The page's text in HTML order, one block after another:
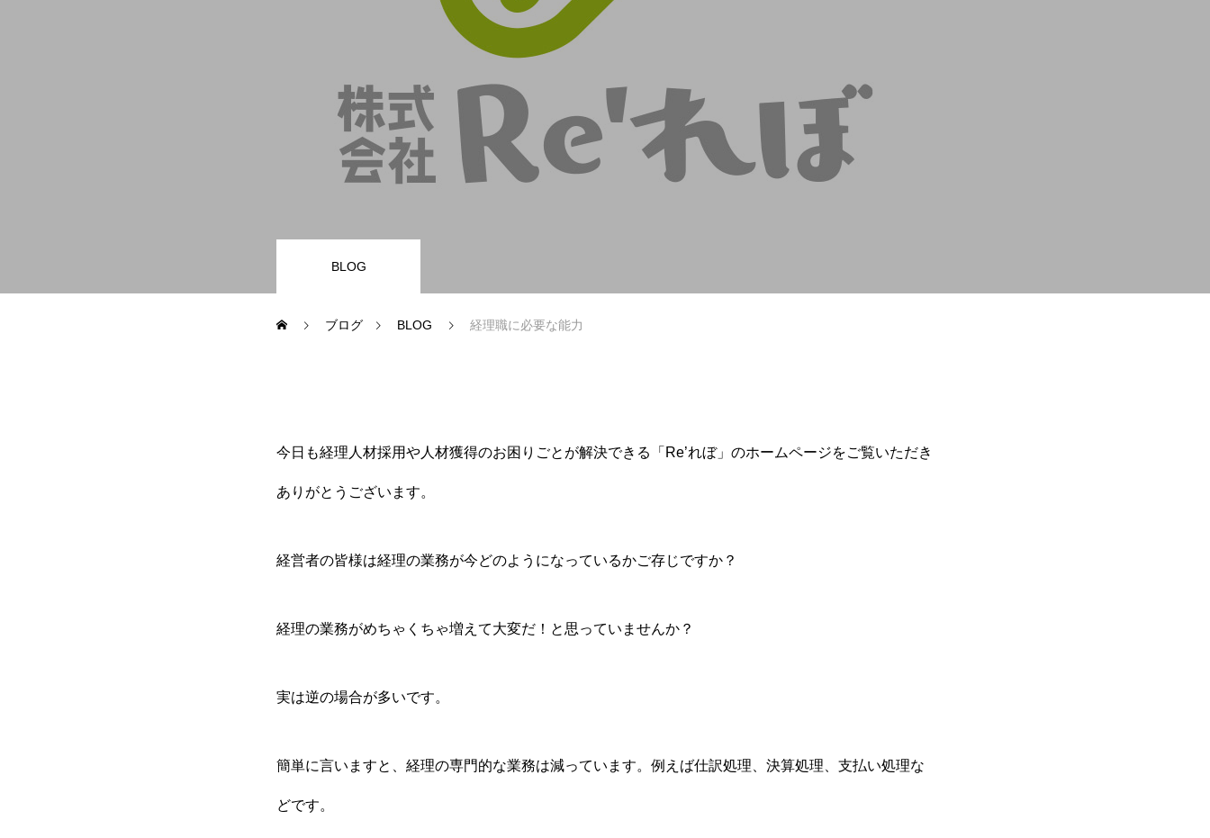
経営サポーター（認定支援機関業務） 資金調達・補助金サポート
BLOG
ブログ BLOG 経理職に必要な能力
今日も経理人材採用や人材獲得のお困りごとが解決できる「Re’れぼ」のホームページをご覧いただき
ありがとうございます。
経営者の皆様は経理の業務が今どのようになっているかご存じですか？
経理の業務がめちゃくちゃ増えて大変だ！と思っていませんか？
実は逆の場合が多いです。
簡単に言いますと、経理の専門的な業務は減っています。例えば仕訳処理、決算処理、支払い処理な
どです。